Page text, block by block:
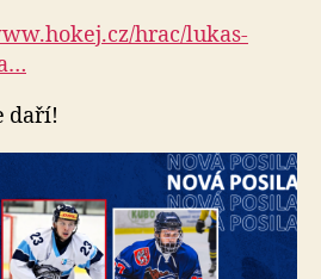
hrac/lukas-
daří!